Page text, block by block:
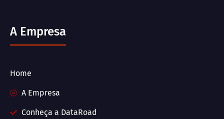
A Empresa
Home
A Empresa
Conheça a DataRoad